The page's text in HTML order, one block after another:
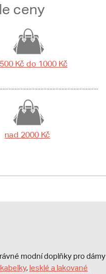
ceny
Kč do 1000 Kč
nad 2000 Kč
modní doplňky pro dámy
, lesklé a lakované